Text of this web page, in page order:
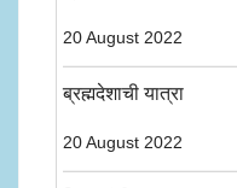
20 August 2022
ब्रह्मदेशाची यात्रा
20 August 2022